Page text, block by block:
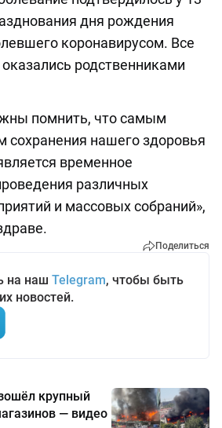
дня рождения
коронавирусом. Все
родственниками
помнить, что самым
нашего здоровья
временное
различных
и массовых собраний»,
Поделиться
на наш Telegram, чтобы быть
новостей.
крупный
— видео